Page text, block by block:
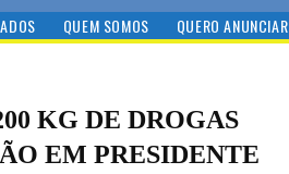
QUEM SOMOS QUERO ANUNCIAR
KG DE DROGAS
EM PRESIDENTE